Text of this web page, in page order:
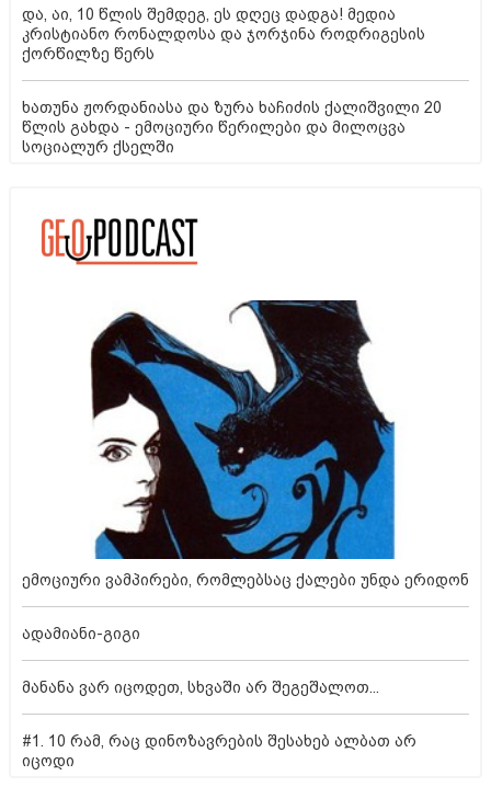
და, აი, 10 წლის შემდეგ, ეს დღეც დადგა! მედია
კრისტიანო რონალდოსა და ჯორჯინა როდრიგესის
ქორწილზე წერს
ხათუნა ჟორდანიასა და ზურა ხაჩიძის ქალიშვილი 20
წლის გახდა - ემოციური წერილები და მილოცვა
სოციალურ ქსელში
ემოციური ვამპირები, რომლებსაც ქალები უნდა ერიდონ
ადამიანი-გიგი
მანანა ვარ იცოდეთ, სხვაში არ შეგეშალოთ...
#1. 10 რამ, რაც დინოზავრების შესახებ ალბათ არ
იცოდი